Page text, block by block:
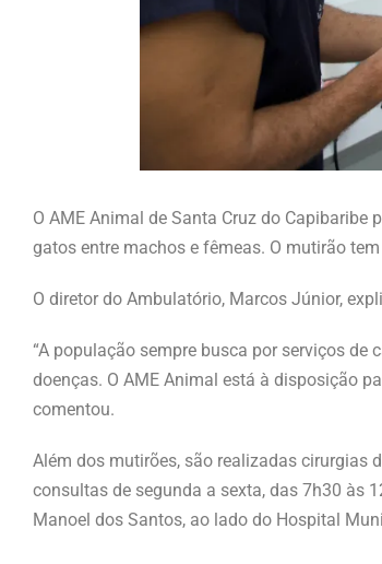
O AME Animal de Santa Cruz do
gatos entre machos e fêmeas. O mutirão
O diretor do Ambulatório, Marcos Júnior,
“A população sempre busca por serviços
doenças. O AME Animal está à disposição
comentou.
Além dos mutirões, são realizadas cirurgias
consultas de segunda a sexta, das 7h30 às
Manoel dos Santos, ao lado do Hospital